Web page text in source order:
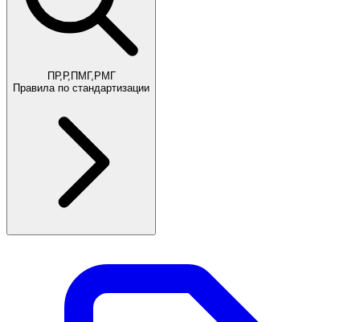
ПР,Р,ПМГ,РМГ
Правила по стандартизации